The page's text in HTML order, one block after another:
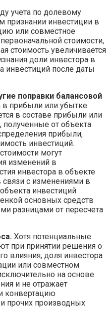
учета по долевому
признании инвестиции в
или совместное
стоимости,
стоимость увеличивается
доли инвестора в
инвестиций после даты
поправки балансовой
в прибыли или убытке
в составе прибыли или
полученные от объекта
прибыли,
инвестиций.
могут
изменений в
инвестора в объекте
с изменениями в
инвестиций
основных средств
разницами от пересчета
Хотя потенциальные
при принятии решения о
влияния, доля инвестора
или совместном
на основе
и не отражает
конвертацию
прочих производных